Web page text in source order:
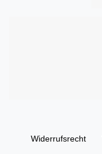
Widerrufs­recht